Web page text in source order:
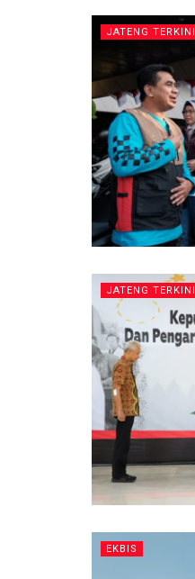
JATENG TERKINI
JATENG TERKINI
EKBIS